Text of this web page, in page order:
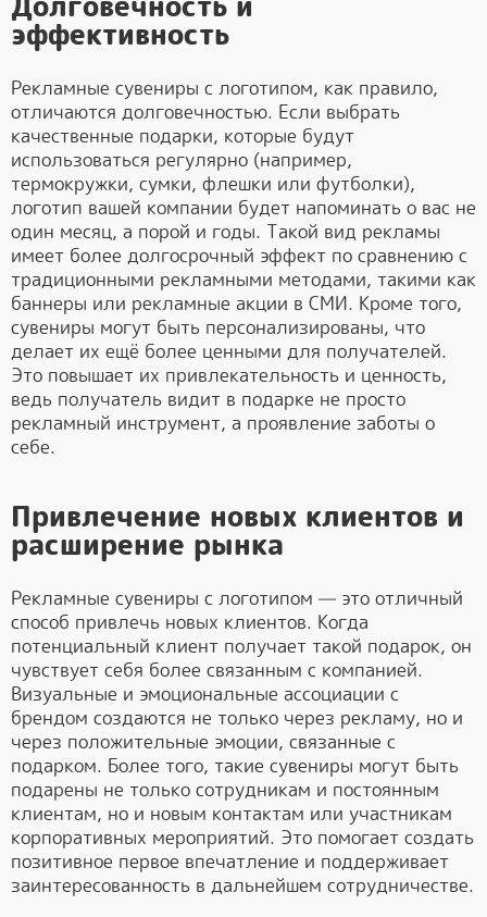
эффективность
Рекламные сувениры с логотипом, как правило,
отличаются долговечностью. Если выбрать
качественные подарки, которые будут
использоваться регулярно (например,
термокружки, сумки, флешки или футболки),
логотип вашей компании будет напоминать о вас не
один месяц, а порой и годы. Такой вид рекламы
имеет более долгосрочный эффект по сравнению с
традиционными рекламными методами, такими как
баннеры или рекламные акции в СМИ. Кроме того,
сувениры могут быть персонализированы, что
делает их ещё более ценными для получателей.
Это повышает их привлекательность и ценность,
ведь получатель видит в подарке не просто
рекламный инструмент, а проявление заботы о
себе.
Привлечение новых клиентов и
расширение рынка
Рекламные сувениры с логотипом — это отличный
способ привлечь новых клиентов. Когда
потенциальный клиент получает такой подарок, он
чувствует себя более связанным с компанией.
Визуальные и эмоциональные ассоциации с
брендом создаются не только через рекламу, но и
через положительные эмоции, связанные с
подарком. Более того, такие сувениры могут быть
подарены не только сотрудникам и постоянным
клиентам, но и новым контактам или участникам
корпоративных мероприятий. Это помогает создать
позитивное первое впечатление и поддерживает
заинтересованность в дальнейшем сотрудничестве.